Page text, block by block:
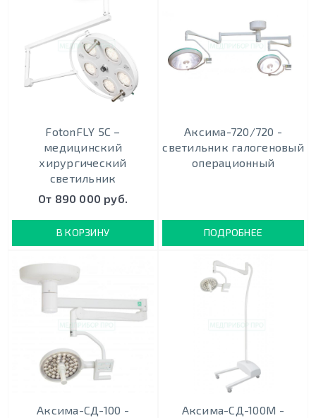
FotonFLY 5С –
медицинский
хирургический
светильник
От 890 000 руб.
В КОРЗИНУ
Аксима-720/720 -
светильник галогеновый
операционный
ПОДРОБНЕЕ
Аксима-СД-100 -
Аксима-СД-100М -